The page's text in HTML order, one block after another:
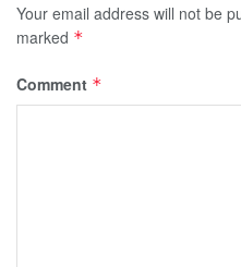
Your email address will not be
marked *
Comment *